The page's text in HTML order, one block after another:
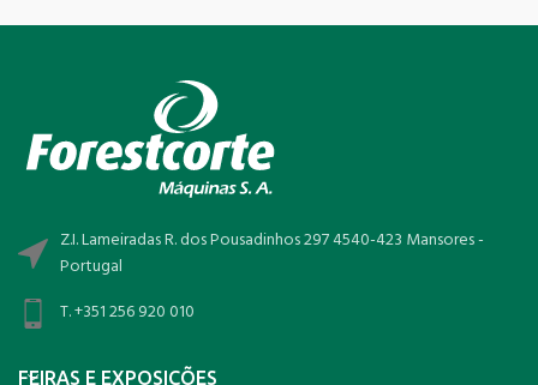
Z.I. Lameiradas R. dos Pousadinhos 297 4540-423 Mansores -
Portugal
T. +351 256 920 010
FEIRAS E EXPOSIÇÕES